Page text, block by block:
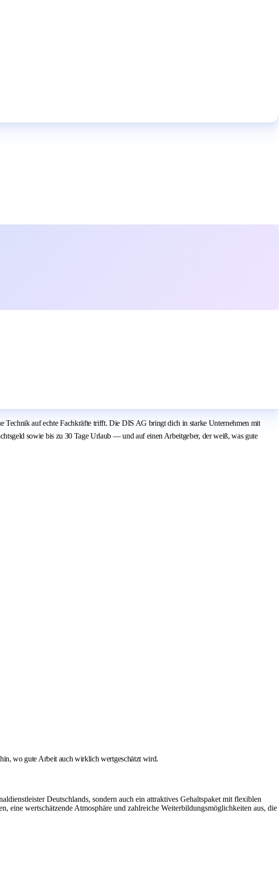
auf echte Fachkräfte trifft. Die DIS AG bringt dich in starke Unternehmen mit
sowie bis zu 30 Tage Urlaub — und auf einen Arbeitgeber, der weiß, was gute
wo gute Arbeit auch wirklich wertgeschätzt wird.
Deutschlands, sondern auch ein attraktives Gehaltspaket mit flexiblen
wertschätzende Atmosphäre und zahlreiche Weiterbildungsmöglichkeiten aus, die